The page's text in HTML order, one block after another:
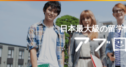
日本最大級の留学